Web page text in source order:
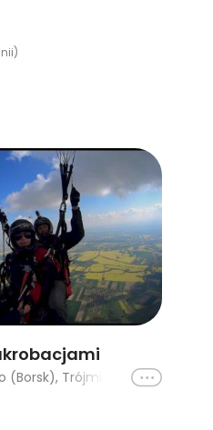
2 lokalizacje: Trójmiasto (Borsk), Trójmiasto (Borsk) - dla dwojga
Ikona